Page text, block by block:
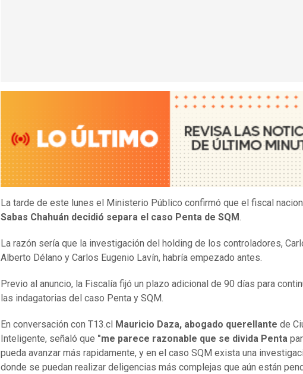
La tarde de este lunes el Ministerio Público confirmó que el fiscal
Sabas Chahuán decidió separa el caso Penta de SQM.
La razón sería que la investigación del holding de los controladores,
Alberto Délano y Carlos Eugenio Lavín, habría empezado antes.
Previo al anuncio, la Fiscalía fijó un plazo adicional de 90 días para
las indagatorias del caso Penta y SQM.
En conversación con T13.cl Mauricio Daza, abogado querellante de
Inteligente, señaló que "me parece razonable que se divida Penta
pueda avanzar más rapidamente, y en el caso SQM exista una
donde se puedan realizar deligencias más complejas que aún están